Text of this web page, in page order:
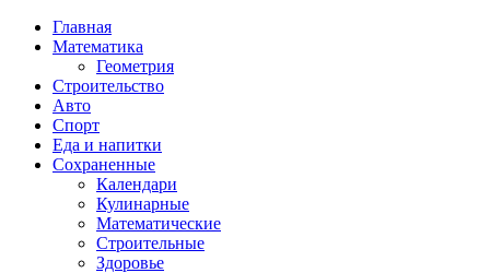
Главная
Математика
Геометрия
Строительство
Авто
Спорт
Еда и напитки
Сохраненные
Календари
Кулинарные
Математические
Строительные
Здоровье